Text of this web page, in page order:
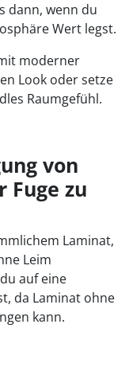
dann, wenn du
Wert legst.
moderner
Look oder setze
Raumgefühl.
von
zu
Laminat,
Leim
auf eine
da Laminat ohne
kann.